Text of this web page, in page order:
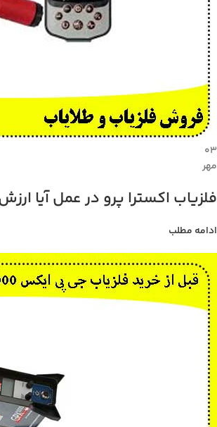
۰۳
مهر
فلزیاب اکسترا پرو در عمل آیا
ادامه مطلب